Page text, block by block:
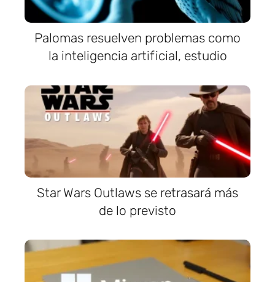
Palomas resuelven problemas como
la inteligencia artificial, estudio
Star Wars Outlaws se retrasará más
de lo previsto